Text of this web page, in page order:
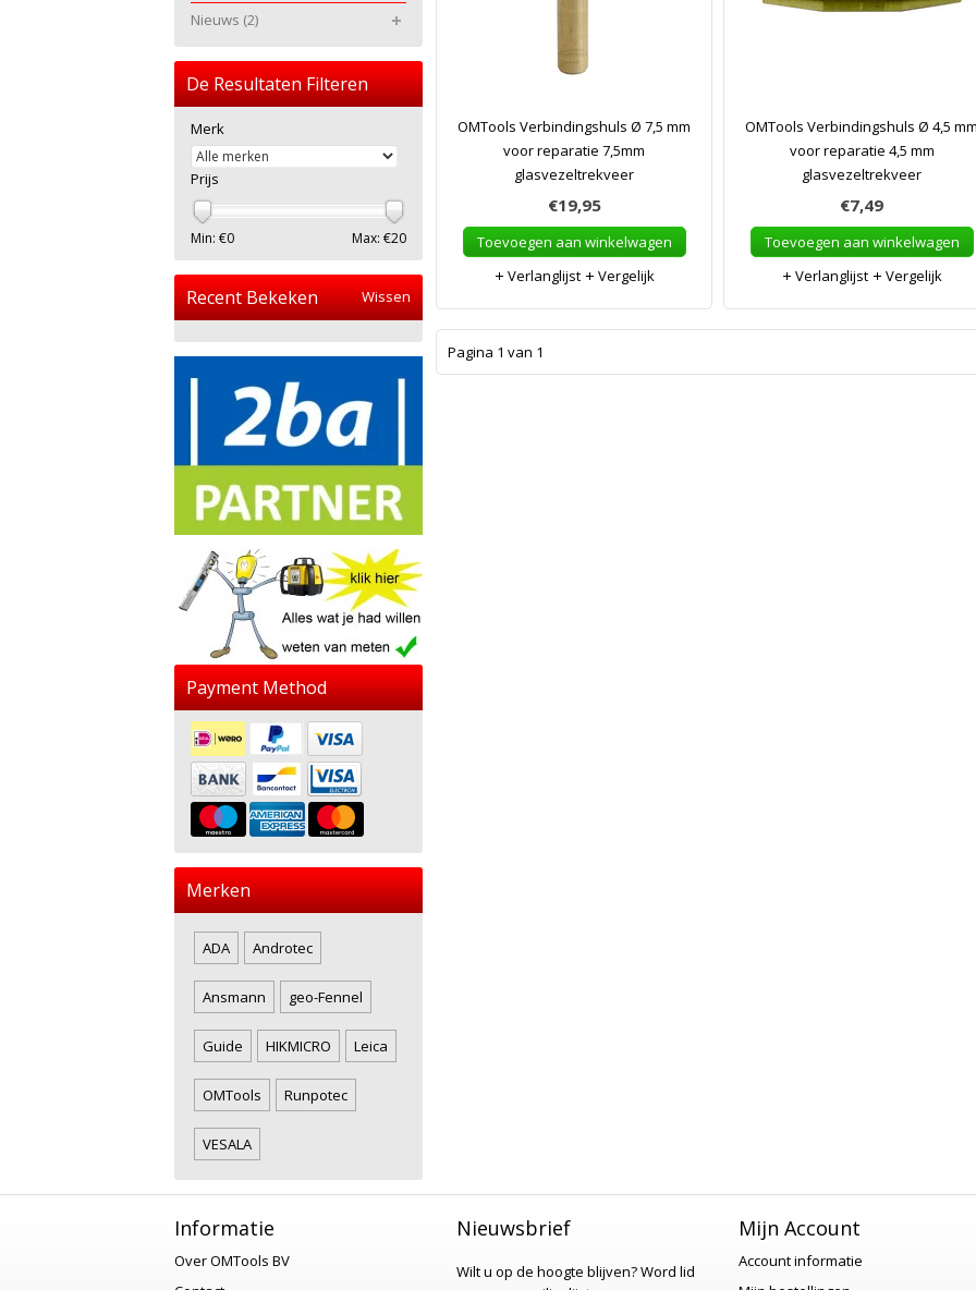
OMTools Verbindingshuls Ø 7,5 mm
voor reparatie 7,5mm
glasvezeltrekveer
€19,95
Toevoegen aan winkelwagen
Verlanglijst
Vergelijk
OMTools Verbindingshuls Ø 4,5
voor reparatie 4,5 mm
glasvezeltrekveer
€7,49
Toevoegen aan winkelwagen
Verlanglijst
Vergelijk
Pagina 1 van 1
Nieuws (2)
De Resultaten Filteren
Merk
Prijs
Min: €0 Max: €20
Recent Bekeken Wissen
Payment Method
Merken
ADA Androtec
Ansmann geo-Fennel
Guide HIKMICRO Leica
OMTools Runpotec
VESALA
Informatie
Over OMTools BV
Nieuwsbrief
Wilt u op de hoogte blijven?Word lid
Mijn Account
Account informatie